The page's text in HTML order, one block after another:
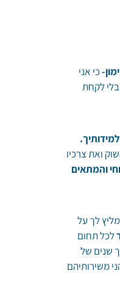
כי אני
לקחת
ואת צרכיו
והמתאים
לך על
לכל תחום
שנים של
משירותיהם